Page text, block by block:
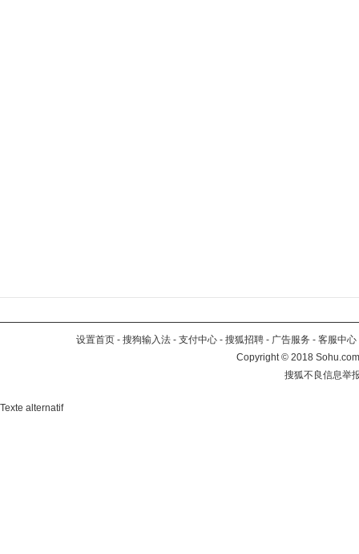
设置首页 - 搜狗输入法 - 支付中心 - 搜狐招聘 - 广告服务 - 客服中心
Copyright©2018
搜狐不良信息举
Texte alternatif